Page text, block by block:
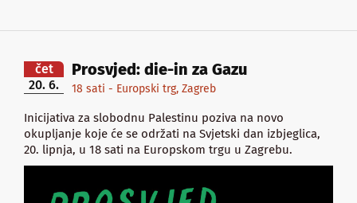
čet
20. 6.
Prosvjed: die-in za Gazu
18 sati - Europski trg, Zagreb
Inicijativa za slobodnu Palestinu poziva na novo
okupljanje koje će se održati na Svjetski dan izbjeglica,
20. lipnja, u 18 sati na Europskom trgu u Zagrebu.